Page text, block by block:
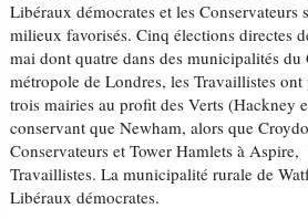
Libéraux démocrates et les Conservateurs
milieux favorisés. Cinq élections directes
mai dont quatre dans des municipalités
métropole de Londres, les Travaillistes
trois mairies au profit des Verts (Hackney
conservant que Newham, alors que
Conservateurs et Tower Hamlets à
Travaillistes. La municipalité rurale de
Libéraux démocrates.